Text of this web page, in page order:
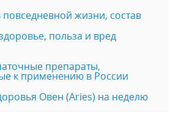
жизни, состав
польза и вред
препараты,
к применению в России
Овен (Aries) на неделю